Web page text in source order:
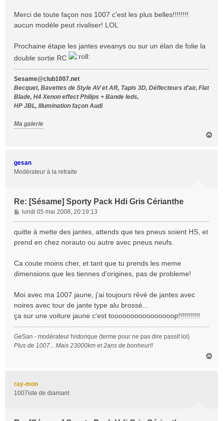
Merci de toute façon nos 1007 c'est les plus belles!!!!!!!!
aucun modèle peut rivaliser! LOL
Prochaine étape les jantes eveanys ou sur un élan de folie la
double sortie RC
Sesame@club1007.net
Becquet, Bavettes de Style AV et AR, Tapis 3D, Déflecteurs d'air, Flat
Blade, H4 Xenon effect Philips + Bande leds,
HP JBL, Illumination façon Audi
Ma galerie
gesan
Modérateur à la retraite
Re: [Sésame] Sporty Pack Hdi Gris Cérianthe
M
e
s
e
lundi 05 mai 2008, 20:19:13
quitte à mette des jantes, attends que tes pneus soient HS, et
prend en chez norauto ou autre avec pneus neufs.
Ca coute moins cher, et tant que tu prends les meme
dimensions que les tiennes d'origines, pas de probleme!
Moi avec ma 1007 jaune, j'ai toujours rêvé de jantes avec
noires avec tour de jante type alu brossé...
ça sur une voiture jaune c'est toooooooooooooooop!!!!!!!!!!!
GeSan - modérateur historique (terme pour ne pas dire passif lol)
Plus de 1007... Mais 23000km et 2ans de bonheur!!
ray-mon
1007iste de diamant